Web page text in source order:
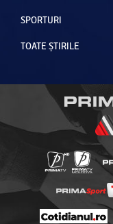
SPORTURI
TOATE ȘTIRILE